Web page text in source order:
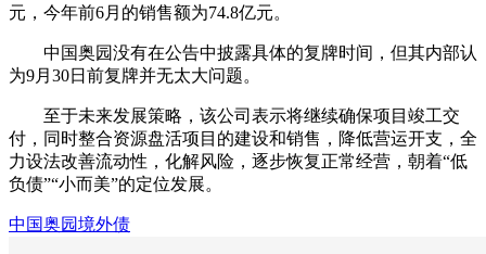
元，今年前6月的销售额为74.8亿元。
中国奥园没有在公告中披露具体的复牌时间，但其内部认
为9月30日前复牌并无太大问题。
至于未来发展策略，该公司表示将继续确保项目竣工交
付，同时整合资源盘活项目的建设和销售，降低营运开支，全
力设法改善流动性，化解风险，逐步恢复正常经营，朝着“低
负债”“小而美”的定位发展。
中国奥园境外债